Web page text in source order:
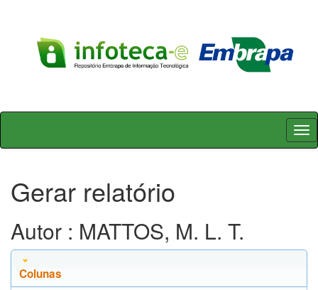
Skip
Gerar relatório
Autor : MATTOS, M. L. T.
Colunas